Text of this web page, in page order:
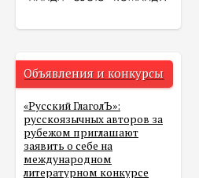
Объявления и конкурсы
«Русский ГлаголЪ»:
русскоязычных авторов за
рубежом приглашают
заявить о себе на
международном
литературном конкурсе